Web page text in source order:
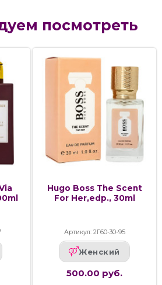
посмотреть
Hugo Boss The Scent
For Her,edp., 30ml
Артикул: 2Г60-30-95
Женский
500.00 руб.